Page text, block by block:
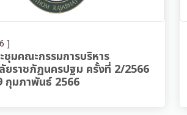
]
ชุมคณะกรรมการบริหาร
ยราชภัฏนครปฐม ครั้งที่ 2/2566
กุมภาพันธ์ 2566